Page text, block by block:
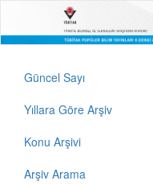
Güncel Sayı
Yıllara Göre Arşiv
Konu Arşivi
Arşiv Arama